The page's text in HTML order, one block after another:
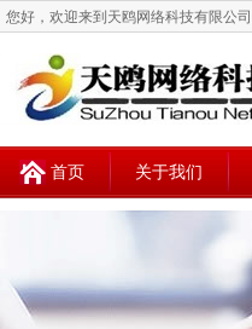
您好，欢迎来到天鸥网络科技有限公司
首页 关于我们